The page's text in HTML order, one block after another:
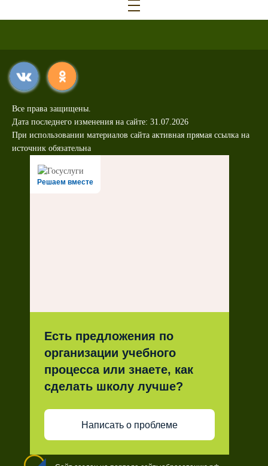
Все права защищены.
Дата последнего изменения на сайте: 31.07.2026
При использовании материалов сайта активная прямая ссылка на
источник обязательна
Решаем вместе
Есть предложения по
организации учебного
процесса или знаете, как
сделать школу лучше?
Написать о проблеме